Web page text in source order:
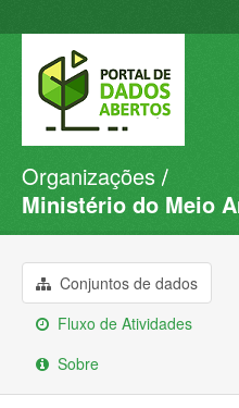
Conjuntos de dados
Organizações
Sobre
Organizações
Ministério do Meio
Conjuntos de dados
Fluxo de Atividades
Sobre